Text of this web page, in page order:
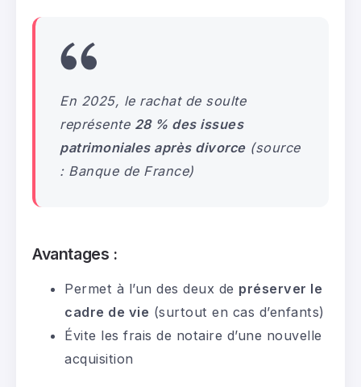
En 2025, le rachat de soulte
représente 28 % des issues
patrimoniales après divorce(source
: Banque de France)
Avantages :
Permet à l’un des deux de préserver le
cadre de vie (surtout en cas d’enfants)
Évite les frais de notaire d’une nouvelle
acquisition